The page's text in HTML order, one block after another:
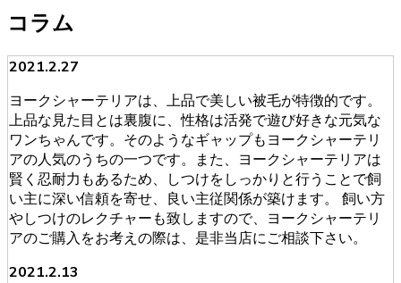
コラム
2021.2.27
ヨークシャーテリアは、上品で美しい被毛が特徴的です。
上品な見た目とは裏腹に、性格は活発で遊び好きな元気な
ワンちゃんです。そのようなギャップもヨークシャーテリ
アの人気のうちの一つです。また、ヨークシャーテリアは
賢く忍耐力もあるため、しつけをしっかりと行うことで飼
い主に深い信頼を寄せ、良い主従関係が築けます。 飼い方
やしつけのレクチャーも致しますので、ヨークシャーテリ
アのご購入をお考えの際は、是非当店にご相談下さい。
2021.2.13